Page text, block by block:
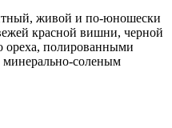
живой и по-юношески
красной вишни, черной
ореха, полированными
минерально-соленым